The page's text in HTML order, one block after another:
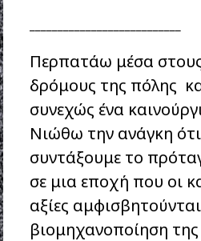
Περπατάω μέσα
δρόμους της πόλης
συνεχώς ένα
Νιώθω την ανάγκη
συντάξουμε το
σε μια εποχή που οι
αξίες
βιομηχανοποίηση